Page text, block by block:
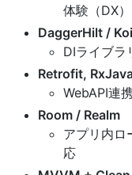
体験（DX
DaggerHilt /
DIライブラ
Retrofit,
WebAPI連
Room / Realm
アプリ内ロ
応